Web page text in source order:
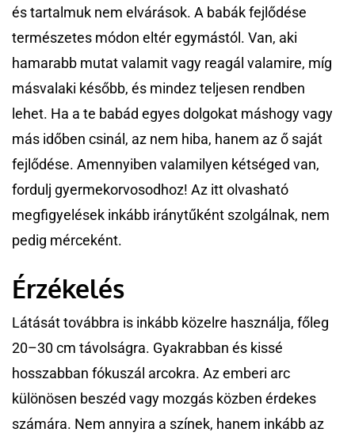
és tartalmuk nem elvárások. A babák fejlődése
természetes módon eltér egymástól. Van, aki
hamarabb mutat valamit vagy reagál valamire, míg
másvalaki később, és mindez teljesen rendben
lehet. Ha a te babád egyes dolgokat máshogy vagy
más időben csinál, az nem hiba, hanem az ő saját
fejlődése. Amennyiben valamilyen kétséged van,
fordulj gyermekorvosodhoz! Az itt olvasható
megfigyelések inkább iránytűként szolgálnak, nem
pedig mérceként.
Érzékelés
Látását továbbra is inkább közelre használja, főleg
20–30 cm távolságra. Gyakrabban és kissé
hosszabban fókuszál arcokra. Az emberi arc
különösen beszéd vagy mozgás közben érdekes
számára. Nem annyira a színek, hanem inkább az